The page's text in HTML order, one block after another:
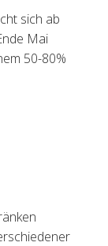
sich ab
Mai
50-80%